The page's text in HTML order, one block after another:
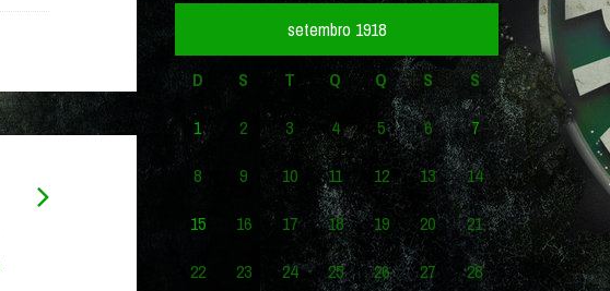
Next
setembro 1918
D S T Q Q S
S
1
2 3 4 5 6
7
8
9 10 11 12 13
14
15
16 17 18 19 20
21
22
23 24 25 26 27
28